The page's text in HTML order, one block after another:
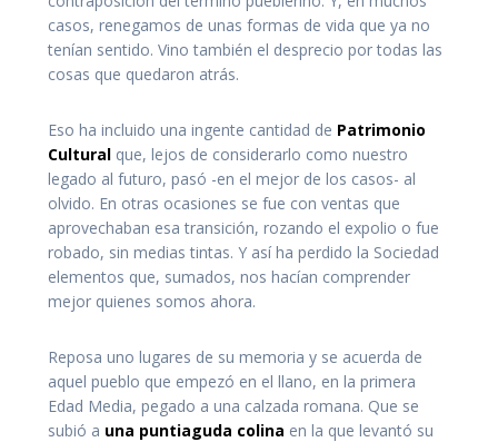
casos, renegamos de unas formas de vida que ya no
tenían sentido. Vino también el desprecio por todas las
cosas que quedaron atrás.
Eso ha incluido una ingente cantidad de Patrimonio
Cultural que, lejos de considerarlo como nuestro
legado al futuro, pasó -en el mejor de los casos- al
olvido. En otras ocasiones se fue con ventas que
aprovechaban esa transición, rozando el expolio o fue
robado, sin medias tintas. Y así ha perdido la Sociedad
elementos que, sumados, nos hacían comprender
mejor quienes somos ahora.
Reposa uno lugares de su memoria y se acuerda de
aquel pueblo que empezó en el llano, en la primera
Edad Media, pegado a una calzada romana. Que se
subió a una puntiaguda colina en la que levantó su